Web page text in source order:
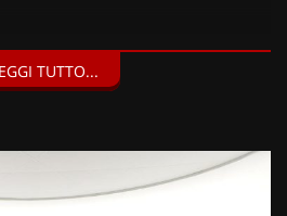
(1200 EUR),
TUTTO...